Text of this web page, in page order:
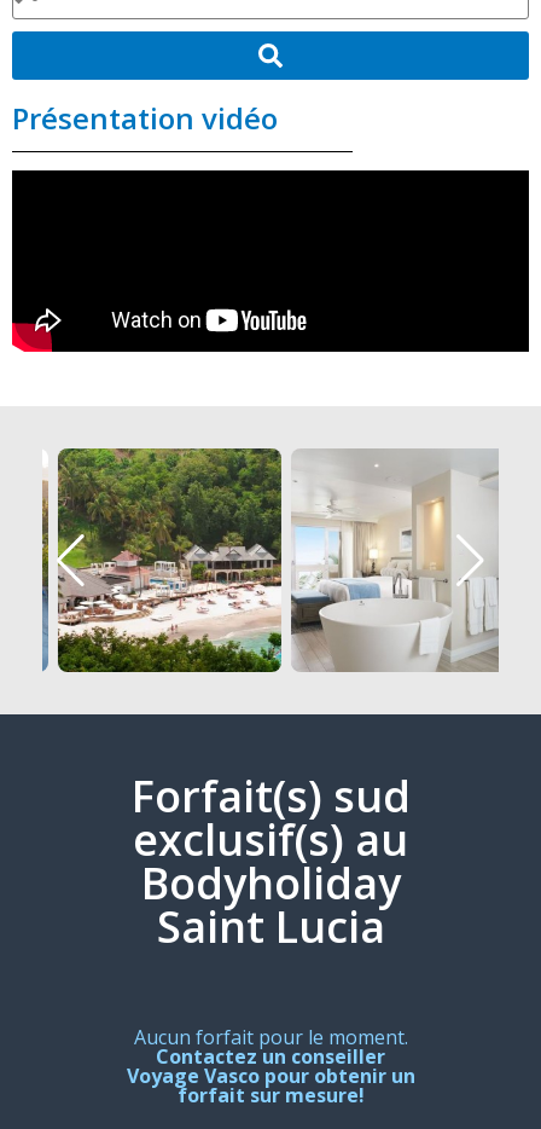
Présentation vidéo
Forfait(s) sud
exclusif(s) au
Bodyholiday
Saint Lucia
Aucun forfait pour le moment.
Contactez un conseiller
Voyage Vasco pour obtenir un
forfait sur mesure!